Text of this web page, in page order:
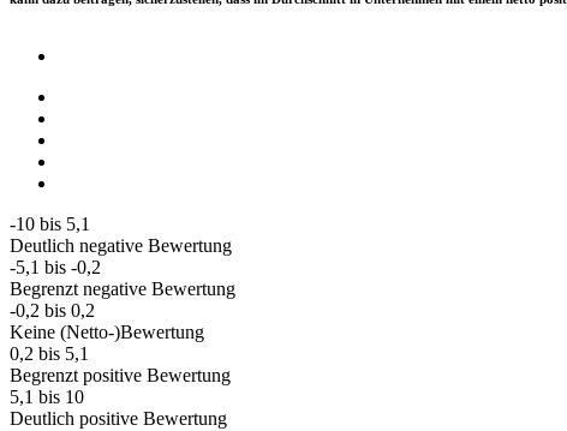
-10 bis 5,1
Deutlich negative Bewertung
-5,1 bis -0,2
Begrenzt negative Bewertung
-0,2 bis 0,2
Keine (Netto-)Bewertung
0,2 bis 5,1
Begrenzt positive Bewertung
5,1 bis 10
Deutlich positive Bewertung